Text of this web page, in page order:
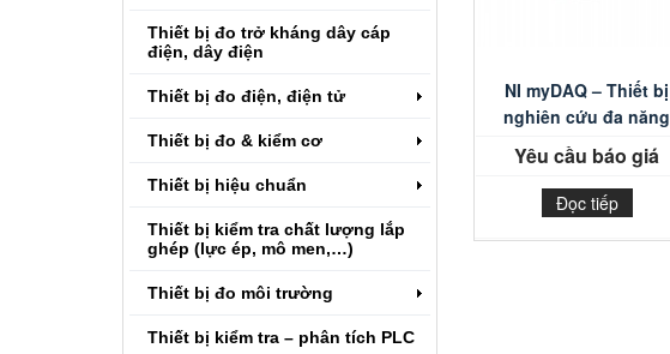
Thiết bị đo trở kháng dây cáp
điện, dây điện
Thiết bị đo điện, điện tử
Thiết bị đo & kiểm cơ
Thiết bị hiệu chuẩn
Thiết bị kiểm tra chất lượng lắp
ghép (lực ép, mô men,…)
Thiết bị đo môi trường
Thiết bị kiểm tra – phân tích PLC
NI myDAQ – Thiết bị
nghiên cứu đa năng
Yêu cầu báo giá
Đọc tiếp